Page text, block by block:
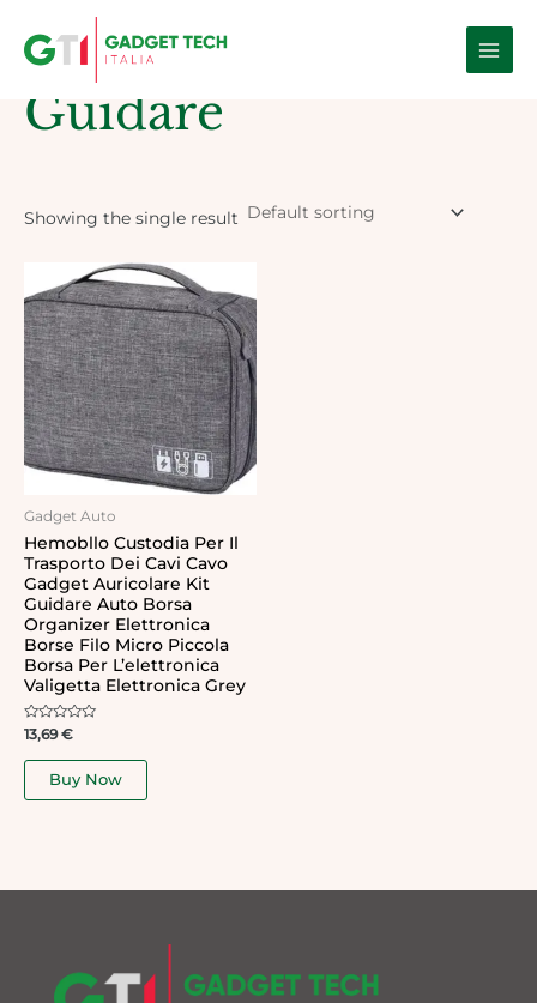
Main
Home / Products tagged “guidare”
Guidare
Showing the single result
Gadget Auto
Hemobllo Custodia Per Il
Trasporto Dei Cavi Cavo
Gadget Auricolare Kit
Guidare Auto Borsa
Organizer Elettronica
Borse Filo Micro Piccola
Borsa Per L’elettronica
Valigetta Elettronica Grey
Rated
out
13,69€
Buy Now